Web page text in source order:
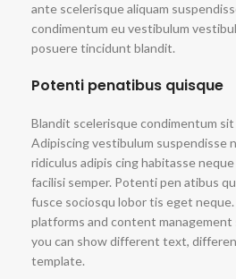
ante scelerisque aliquam
condimentum eu vestibulum
posuere tincidunt blandit.
Potenti penatibus quisque
Blandit scelerisque condimentum sit
Adipiscing vestibulum suspendisse
ridiculus adipis cing habitasse
facilisi semper. Potenti pen atibus
fusce sociosqu lobor tis eget
platforms and content
you can show different text,
template.